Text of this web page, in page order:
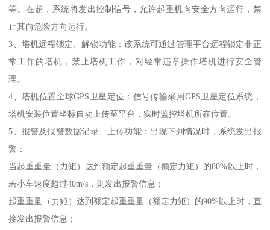
等。在超，系统将发出控制信号，允许起重机向安全方向运行，禁
止其向危险方向运行。
3、塔机远程锁定、解锁功能：该系统可通过管理平台远程锁定非正
常工作的塔机，禁止塔机工作，对经常违章操作塔机进行安全管
理。
4、塔机位置全球GPS卫星定位：信号传输采用GPS卫星定位系统，
塔机安装位置坐标自动上传至平台，实时监控塔机所在位置。
5、报警及报警数据记录、上传功能：出现下列情况时，系统发出报
警：
当起重重量（力矩）达到额定起重重量（额定力矩）的80%以上时，
若小车速度超过40m/s，则发出报警信息；
起重重量（力矩）达到额定起重重量（额定力矩）的90%以上时，直
接发出报警信息；